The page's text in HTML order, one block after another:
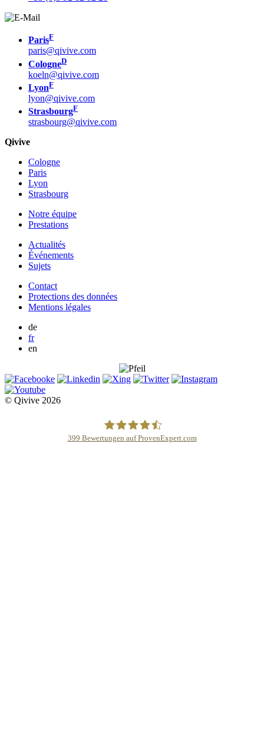
ParisF
paris@qivive.com
CologneD
koeln@qivive.com
LyonF
lyon@qivive.com
StrasbourgF
strasbourg@qivive.com
Qivive
Cologne
Paris
Lyon
Strasbourg
Notre équipe
Prestations
Actualités
Événements
Sujets
Contact
Protections des données
Mentions légales
de
fr
en
© Qivive 2026
399 Bewertungen auf ProvenExpert.com